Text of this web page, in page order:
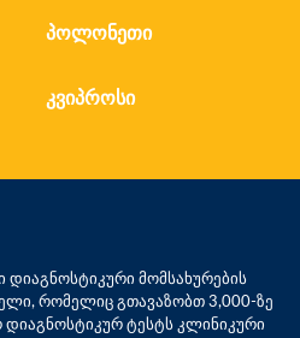
პოლონეთი
კვიპროსი
მომსახურების
რომელიც გთავაზობთ 3,000-ზე
ტესტს კლინიკური